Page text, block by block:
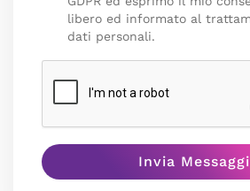
libero ed informato al
dati personali.